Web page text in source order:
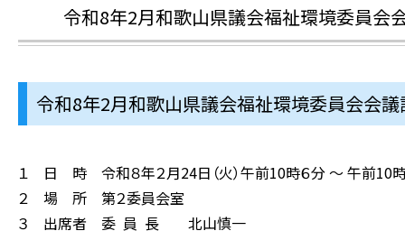
令和8年2月和歌山県議会福祉環境委員会
令和8年2月和歌山県議会福祉環境委員会会議
１ 日 時 令和８年２月24日（火）午前10時６分 ～ 午前10
２ 場 所 第２委員会室
３ 出席者 委 員 長 北山慎一